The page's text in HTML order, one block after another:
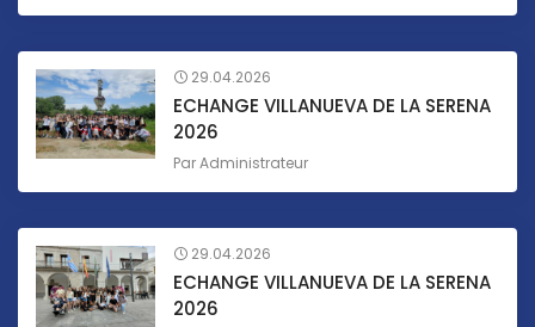
29.04.2026
ECHANGE VILLANUEVA DE LA SERENA
2026
ParAdministrateur
29.04.2026
ECHANGE VILLANUEVA DE LA SERENA
2026